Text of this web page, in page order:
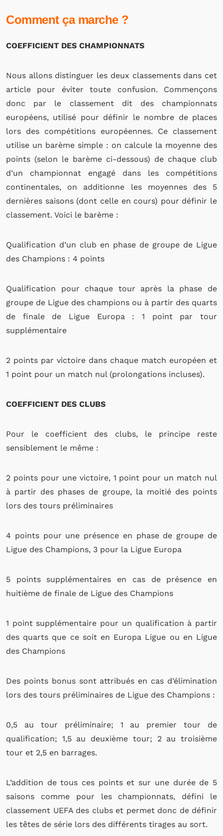
Comment ça marche ?
COEFFICIENT DES CHAMPIONNATS
Nous allons distinguer les deux classements dans cet
article pour éviter toute confusion. Commençons
donc par le classement dit des championnats
européens, utilisé pour définir le nombre de places
lors des compétitions européennes. Ce classement
utilise un barème simple : on calcule la moyenne des
points (selon le barème ci-dessous) de chaque club
d’un championnat engagé dans les compétitions
continentales, on additionne les moyennes des 5
dernières saisons (dont celle en cours) pour définir le
classement. Voici le barème :
Qualification d’un club en phase de groupe de Ligue
des Champions : 4 points
Qualification pour chaque tour après la phase de
groupe de Ligue des champions ou à partir des quarts
de finale de Ligue Europa : 1 point par tour
supplémentaire
2 points par victoire dans chaque match européen et
1 point pour un match nul (prolongations incluses).
COEFFICIENT DES CLUBS
Pour le coefficient des clubs, le principe reste
sensiblement le même :
2 points pour une victoire, 1 point pour un match nul
à partir des phases de groupe, la moitié des points
lors des tours préliminaires
4 points pour une présence en phase de groupe de
Ligue des Champions, 3 pour la Ligue Europa
5 points supplémentaires en cas de présence en
huitième de finale de Ligue des Champions
1 point supplémentaire pour un qualification à partir
des quarts que ce soit en Europa Ligue ou en Ligue
des Champions
Des points bonus sont attribués en cas d’élimination
lors des tours préliminaires de Ligue des Champions :
0,5 au tour préliminaire; 1 au premier tour de
qualification; 1,5 au deuxième tour; 2 au troisième
tour et 2,5 en barrages.
L’addition de tous ces points et sur une durée de 5
saisons comme pour les championnats, défini le
classement UEFA des clubs et permet donc de définir
les têtes de série lors des différents tirages au sort.